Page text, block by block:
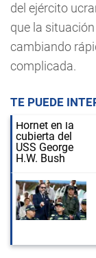
del ejército
que la
cambiando
complicada.
TE PUEDE